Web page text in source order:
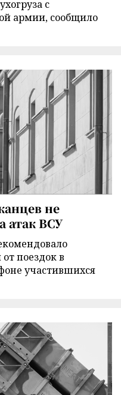
с
армии, сообщило
не
атак ВСУ
поездок в
участившихся